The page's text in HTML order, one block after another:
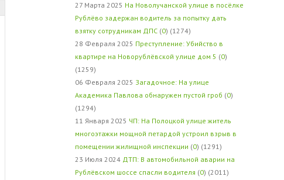
27 Марта 2025 На Новолучанской улице в посёлке
Рублёво задержан водитель за попытку дать
взятку сотрудникам ДПС (0) (1274)
28 Февраля 2025 Преступление: Убийство в
квартире на Новорублёвской улице дом 5 (0)
(1259)
06 Февраля 2025 Загадочное: На улице
Академика Павлова обнаружен пустой гроб (0)
(1294)
11 Января 2025 ЧП: На Полоцкой улице житель
многоэтажки мощной петардой устроил взрыв в
помещении жилищной инспекции (0) (1291)
23 Июля 2024 ДТП: В автомобильной аварии на
Рублёвском шоссе спасли водителя (0) (2011)